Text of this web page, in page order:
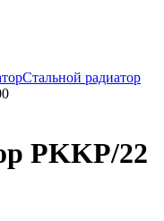
Стальной радиатор
PKKP/22